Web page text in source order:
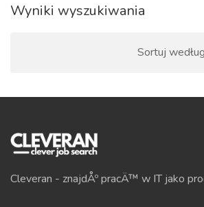
Wyniki wyszukiwania
Sortuj
Cleveran - znajdÅº pracÄ™ w IT jako